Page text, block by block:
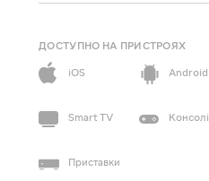
ДОСТУПНО НА ПРИСТРОЯХ
iOS
Android
Smart TV Консолі
Приставки